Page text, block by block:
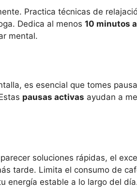
Practica técnicas de
Dedica al menos 10 minutos
mental.
es esencial que tomes
pausas activas ayudan a
soluciones rápidas, el
tarde. Limita el consumo de
energía estable a lo largo del